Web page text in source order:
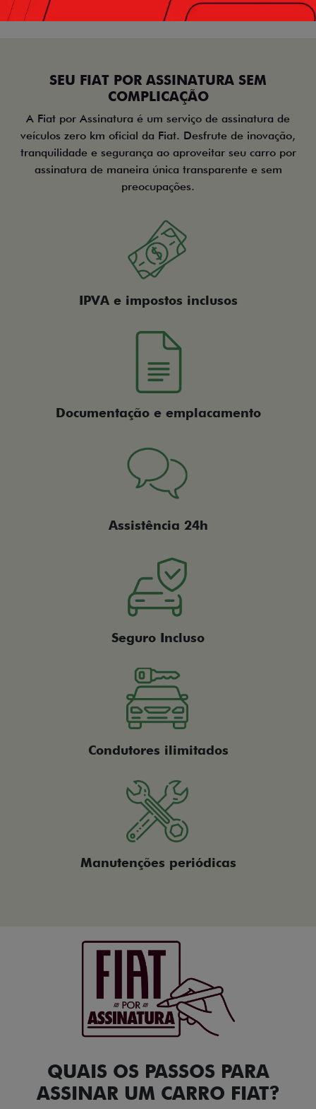
SEU FIAT POR ASSINATURA SEM
COMPLICAÇÃO
A Fiat por Assinatura é um serviço de assinatura de
veículos zero km oficial da Fiat. Desfrute de inovação,
tranquilidade e segurança ao aproveitar seu carro por
assinatura de maneira única transparente e sem
preocupações.
IPVA e impostos inclusos
Documentação e emplacamento
Assistência 24h
Seguro Incluso
Condutores ilimitados
Manutenções periódicas
QUAIS OS PASSOS PARA
ASSINAR UM CARRO FIAT?​